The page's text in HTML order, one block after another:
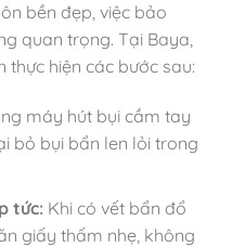
bền đẹp, việc bảo
quan trọng. Tại Baya,
thực hiện các bước sau:
máy hút bụi cầm tay
bỏ bụi bẩn len lỏi trong
tức:Khi có vết bẩn đổ
giấy thấm nhẹ, không